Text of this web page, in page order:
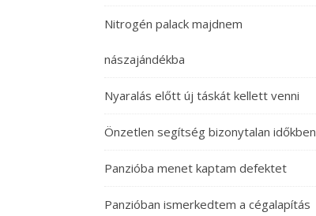
Nitrogén palack majdnem
nászajándékba
Nyaralás előtt új táskát kellett venni
Önzetlen segítség bizonytalan időkben
Panzióba menet kaptam defektet
Panzióban ismerkedtem a cégalapítás